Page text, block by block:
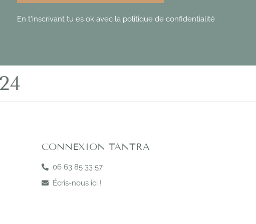
En t'inscrivant tu es ok avec la politique de confidentialité
CONNEXION TANTRA
06 63 85 33 57
Écris-nous ici !